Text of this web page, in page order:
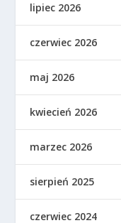
lipiec 2026
czerwiec 2026
maj 2026
kwiecień 2026
marzec 2026
sierpień 2025
czerwiec 2024